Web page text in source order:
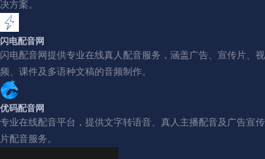
决方案。
闪电配音网
闪电配音网提供专业在线真人配音服务，涵盖广告、宣传片、视
频、课件及多语种文稿的音频制作。
优码配音网
专业在线配音平台，提供文字转语音、真人主播配音及广告宣传
片配音服务。